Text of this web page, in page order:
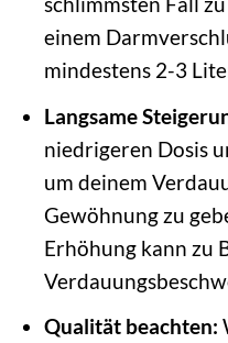
einem
mindestens 2-3
Langsame
niedrigeren Dosis
um deinem
Gewöhnung zu
Erhöhung kann zu
Qualität beachten: